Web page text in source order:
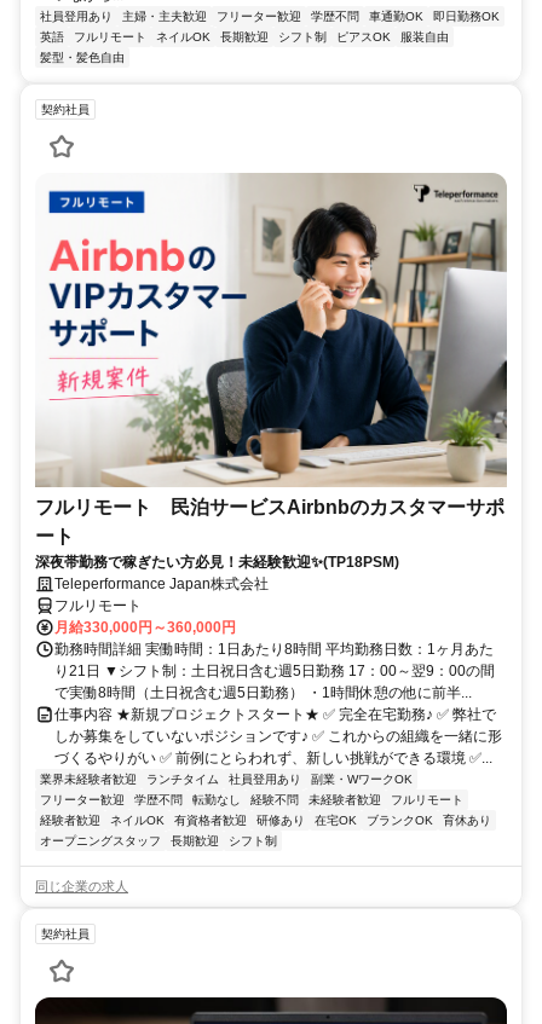
社員登用あり 主婦・主夫歓迎 フリーター歓迎 学歴不問 車通勤OK
即日勤務OK
英語
フルリモート ネイルOK 長期歓迎 シフト制 ピアスOK
服装自由
髪型・髪色自由
契約社員
フルリモート 民泊サービスAirbnbのカスタマーサポ
ート
深夜帯勤務で稼ぎたい方必見！未経験歓迎✨(TP18PSM)
Teleperformance Japan株式会社
フルリモート
月給330,000円～360,000円
勤務時間詳細 実働時間：1日あたり8時間 平均勤務日数：1ヶ月あた
り21日 ▼シフト制：土日祝日含む週5日勤務 17：00～翌9：00の間
で実働8時間（土日祝含む週5日勤務） ・1時間休憩の他に前半...
仕事内容 ★新規プロジェクトスタート★ ✅ 完全在宅勤務♪ ✅ 弊社で
しか募集をしていないポジションです♪ ✅ これからの組織を一緒に形
づくるやりがい ✅ 前例にとらわれず、新しい挑戦ができる環境 ✅...
業界未経験者歓迎 ランチタイム 社員登用あり
副業・WワークOK
フリーター歓迎
学歴不問 転勤なし 経験不問 未経験者歓迎
フルリモート
経験者歓迎
ネイルOK 有資格者歓迎 研修あり 在宅OK ブランクOK
育休あり
オープニングスタッフ
長期歓迎 シフト制
同じ企業の求人
契約社員